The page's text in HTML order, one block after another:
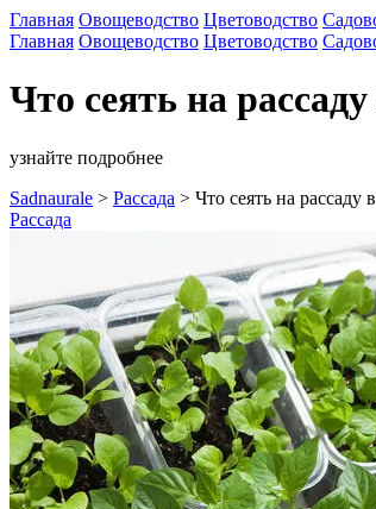
Главная Овощеводство Цветоводство
Главная Овощеводство Цветоводство
Что сеять на
узнайте подробнее
Sadnaurale > Рассада > Что сеять на рассаду
Рассада